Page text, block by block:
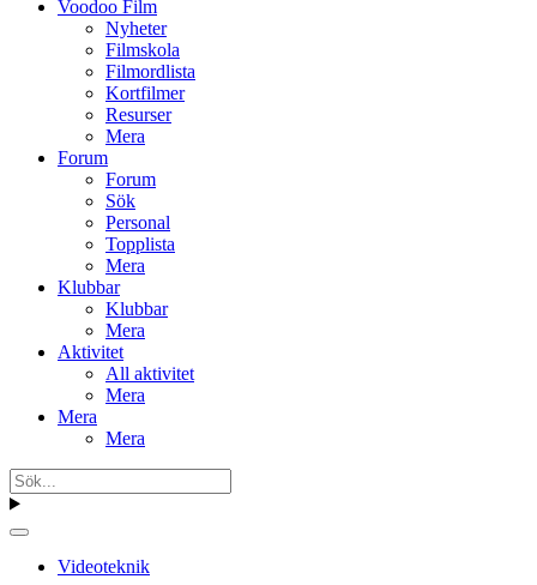
Voodoo Film
Nyheter
Filmskola
Filmordlista
Kortfilmer
Resurser
Mera
Forum
Forum
Sök
Personal
Topplista
Mera
Klubbar
Klubbar
Mera
Aktivitet
All aktivitet
Mera
Mera
Mera
Videoteknik